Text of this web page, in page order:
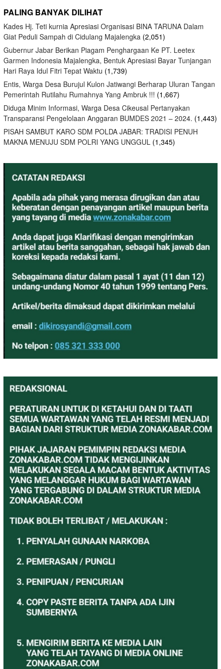
PALING BANYAK DILIHAT
Kades Hj. Teti kurnia Apresiasi Organisasi BINA TARUNA Dalam
Giat Peduli Sampah di Cidulang Majalengka (2,051)
Gubernur Jabar Berikan Piagam Penghargaan Ke PT. Leetex
Garmen Indonesia Majalengka, Bentuk Apresiasi Bayar Tunjangan
Hari Raya Idul Fitri Tepat Waktu (1,739)
Entis, Warga Desa Burujul Kulon Jatiwangi Berharap Uluran Tangan
Pemerintah Rutilahu Rumahnya Yang Ambruk !!! (1,667)
Diduga Minim Informasi, Warga Desa Cikeusal Pertanyakan
Transparansi Pengelolaan Anggaran BUMDES 2021 – 2024. (1,443)
PISAH SAMBUT KARO SDM POLDA JABAR: TRADISI PENUH
MAKNA MENUJU SDM POLRI YANG UNGGUL (1,345)